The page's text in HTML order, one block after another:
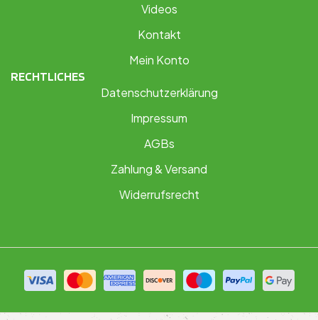
Videos
Kontakt
Mein Konto
RECHTLICHES
Datenschutzerklärung
Impressum
AGBs
Zahlung & Versand
Widerrufsrecht